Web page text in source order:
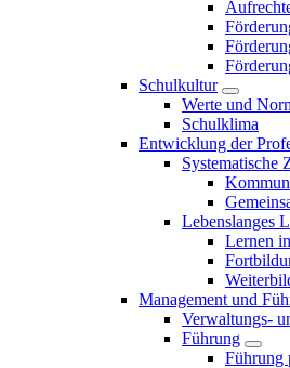
Schulkultur
Werte und
Schulklima
Entwicklung der
Systematische
Lebenslanges
Lernen
Management und
Verwaltungs-
Führung
Führung